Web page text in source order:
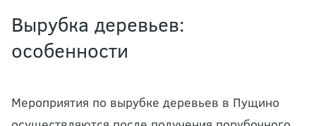
Вырубка деревьев:
особенности
Мероприятия по вырубке деревьев в Пущино